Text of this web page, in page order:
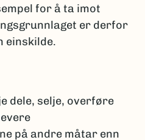
for å ta imot
er derfor
einskilde.
dele, selje, overføre
på andre måtar enn